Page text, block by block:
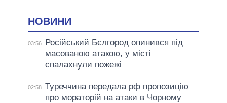
НОВИНИ
03:56
Російський Бєлгород опинився під
масованою атакою, у місті
спалахнули пожежі
02:58 Туреччина передала рф пропозицію
про мораторій на атаки в Чорному